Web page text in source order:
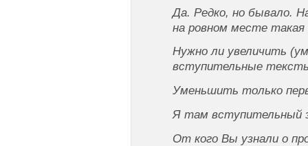
Да. Редко, но бывало.
на ровном месте такая
Нужно ли увеличить
вступительные
Уменьшить только
Я там вступительный
От кого Вы узнали о